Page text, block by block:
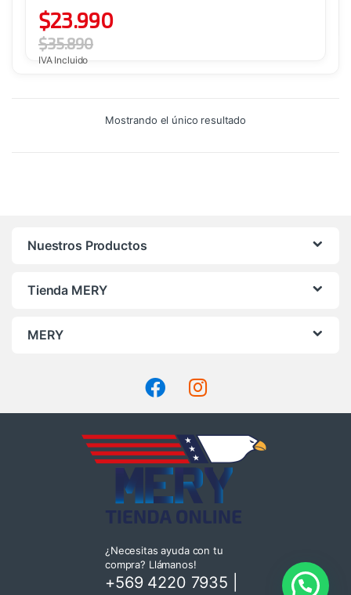
$23.990
$35.890
IVA Incluido
Mostrando el único resultado
Nuestros Productos
Tienda MERY
MERY
¿Necesitas ayuda con tu
compra? Llámanos!
+569 4220 7935